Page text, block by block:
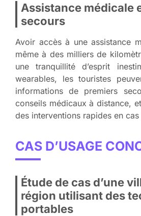
Assistance médicale
secours
Avoir accès à une assistance
même à des milliers de
une tranquillité d’esprit
wearables, les touristes
informations de premiers
conseils médicaux à distance,
des interventions rapides en
CAS D’USAGE
Étude de cas d’une
région utilisant des
portables